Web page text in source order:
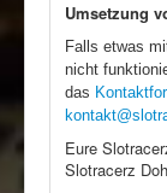
Umsetzung
Falls etwas
nicht
das
Eure
Slotracerz